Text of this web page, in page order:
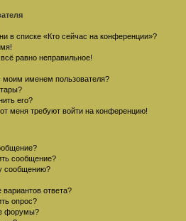
в списке «Кто сейчас на конференции»?
равно неправильное!
моим именем пользователя?
его?
меня требуют войти на конференцию!
сообщение?
сообщению?
ответа?
опрос?
форумы?